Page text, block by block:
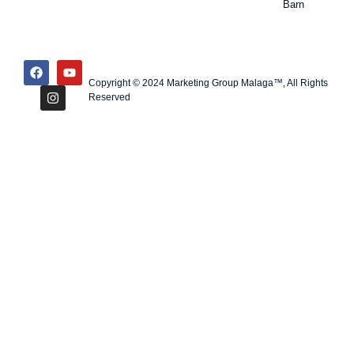
Barn
Copyright © 2024 Marketing Group Malaga™, All Rights
Reserved